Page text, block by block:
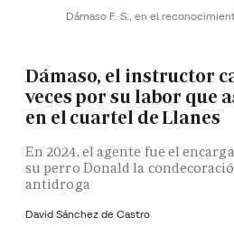
Dámaso F. S., en el
Dámaso, el instructor
veces por su labor que
en el cuartel de Llanes
En 2024, el agente fue el
su perro Donald la
antidroga
David Sánchez de Castro